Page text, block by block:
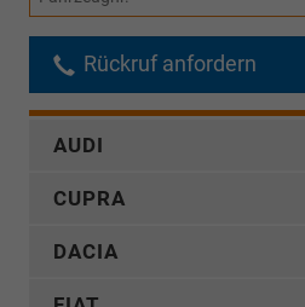
Rückruf anfordern
AUDI
CUPRA
DACIA